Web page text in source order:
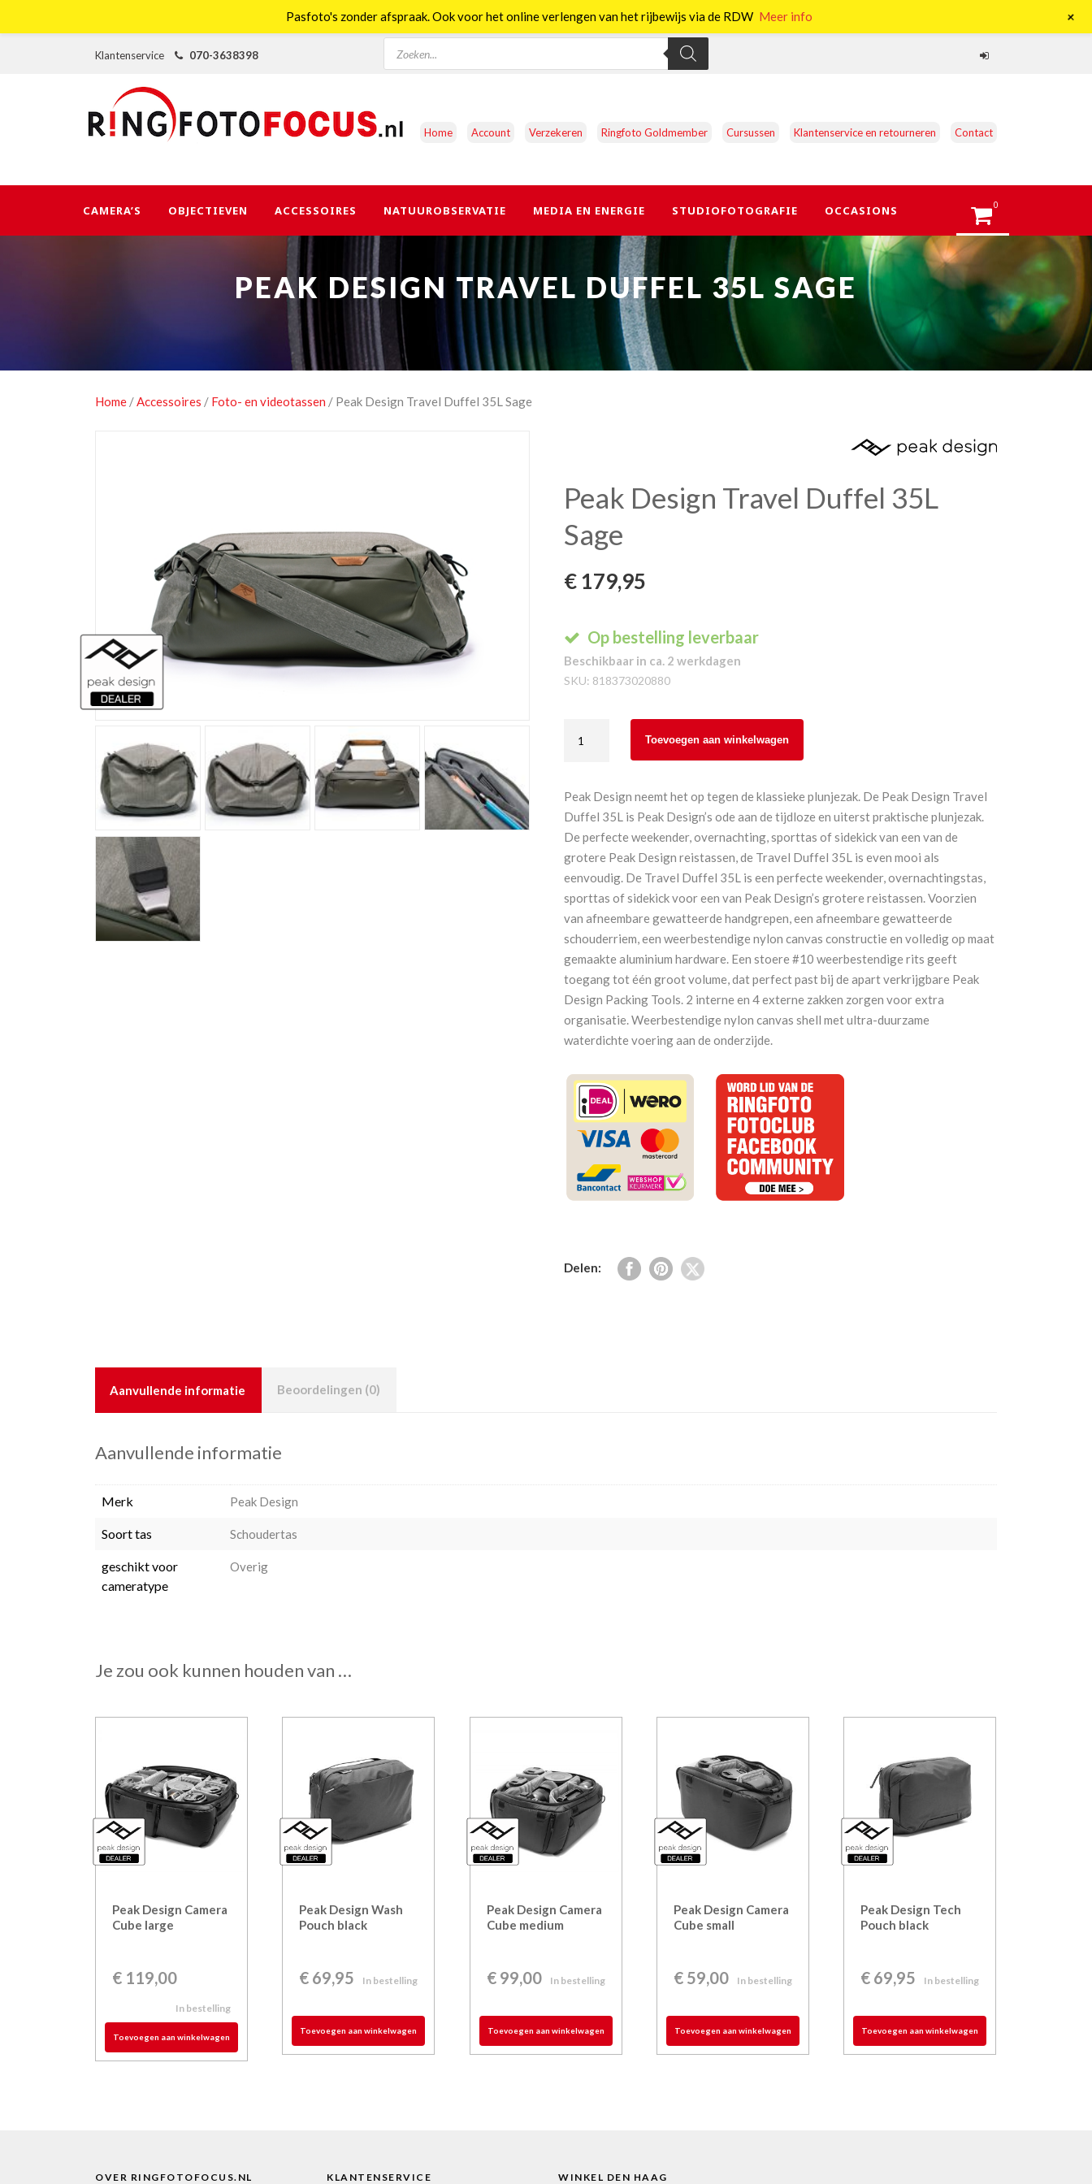
Klantenservice 070-3638398
Producten
zoeken
Home Account Verzekeren Ringfoto Goldmember Cursussen Klantenservice en retourneren Contact
CAMERA’S OBJECTIEVEN ACCESSOIRES NATUUROBSERVATIE MEDIA EN ENERGIE STUDIOFOTOGRAFIE OCCASIONS 0
PEAK DESIGN TRAVEL DUFFEL 35L SAGE
Home /Accessoires / Foto- en videotassen / Peak Design Travel Duffel 35L Sage
Peak Design Travel Duffel 35L
Sage
€ 179,95
Op bestelling leverbaar
Beschikbaar in ca. 2 werkdagen
SKU: 818373020880
Design
Duffel
35L
Sage
aantal
Toevoegen aan winkelwagen
Peak Design neemt het op tegen de klassieke plunjezak. De Peak Design Travel
Duffel 35L is Peak Design’s ode aan de tijdloze en uiterst praktische plunjezak.
De perfecte weekender, overnachting, sporttas of sidekick van een van de
grotere Peak Design reistassen, de Travel Duffel 35L is even mooi als
eenvoudig. De Travel Duffel 35L is een perfecte weekender, overnachtingstas,
sporttas of sidekick voor een van Peak Design’s grotere reistassen. Voorzien
van afneembare gewatteerde handgrepen, een afneembare gewatteerde
schouderriem, een weerbestendige nylon canvas constructie en volledig op maat
gemaakte aluminium hardware. Een stoere #10 weerbestendige rits geeft
toegang tot één groot volume, dat perfect past bij de apart verkrijgbare Peak
Design Packing Tools. 2 interne en 4 externe zakken zorgen voor extra
organisatie. Weerbestendige nylon canvas shell met ultra-duurzame
waterdichte voering aan de onderzijde.
Delen:
Aanvullende informatie Beoordelingen (0)
Aanvullende informatie
Merk Peak Design
Soort tas Schoudertas
geschikt voor
cameratype
Overig
Je zou ook kunnen houden van …
Peak Design Camera
Cube large
€ 119,00
In bestelling
Toevoegen aan winkelwagen
Peak Design Wash
Pouch black
€ 69,95 In bestelling
Toevoegen aan winkelwagen
Peak Design Camera
Cube medium
€99,00 In bestelling
Toevoegen aan winkelwagen
Peak Design Camera
Cube small
€59,00 In bestelling
Toevoegen aan winkelwagen
Peak Design Tech
Pouch black
€ 69,95 In bestelling
Toevoegen aan winkelwagen
OVER RINGFOTOFOCUS.NL KLANTENSERVICE WINKEL DEN HAAG
Pasfoto's zonder afspraak. Ook voor het online verlengen van het rijbewijs via de RDW Meer info +